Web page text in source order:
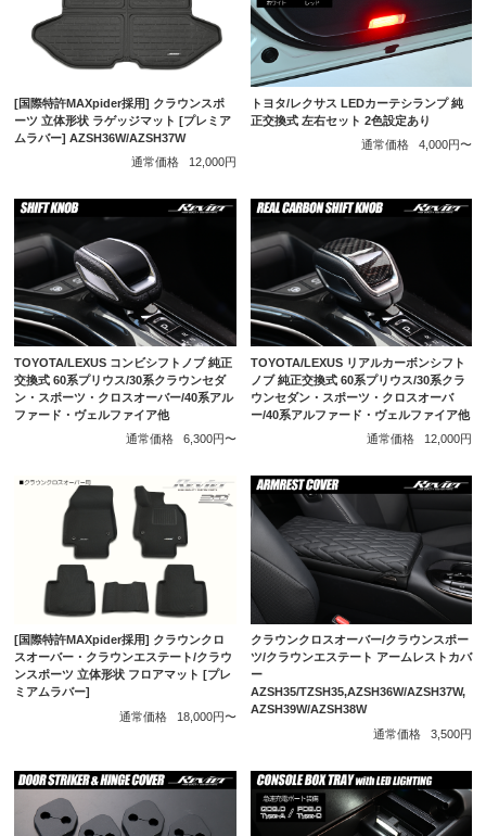
[国際特許MAXpider採用] クラウンスポ
ーツ 立体形状 ラゲッジマット [プレミア
ムラバー] AZSH36W/AZSH37W
通常価格
12,000円
トヨタ/レクサス LEDカーテシランプ 純
正交換式 左右セット 2色設定あり
通常価格
4,000円〜
TOYOTA/LEXUS コンビシフトノブ 純正
交換式 60系プリウス/30系クラウンセダ
ン・スポーツ・クロスオーバー/40系アル
ファード・ヴェルファイア他
通常価格
6,300円〜
TOYOTA/LEXUS リアルカーボンシフト
ノブ 純正交換式 60系プリウス/30系クラ
ウンセダン・スポーツ・クロスオーバ
ー/40系アルファード・ヴェルファイア他
通常価格
12,000円
[国際特許MAXpider採用] クラウンクロ
スオーバー・クラウンエステート/クラウ
ンスポーツ 立体形状 フロアマット [プレ
ミアムラバー]
通常価格
18,000円〜
クラウンクロスオーバー/クラウンスポー
ツ/クラウンエステート アームレストカバ
ー
AZSH35/TZSH35,AZSH36W/AZSH37W,
AZSH39W/AZSH38W
通常価格
3,500円